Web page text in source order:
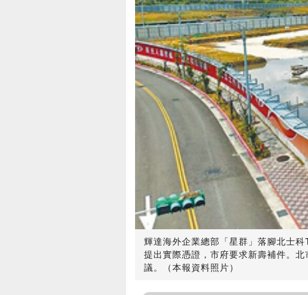
輝達海外企業總部「星群」落腳北士
提出實際憑證，市府要求新壽補件。
議。（本報資料照片）